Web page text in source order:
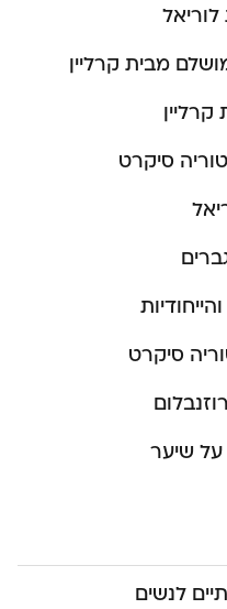
מבית קרליין
סיקרט
סיקרט
על שיער
לנשים